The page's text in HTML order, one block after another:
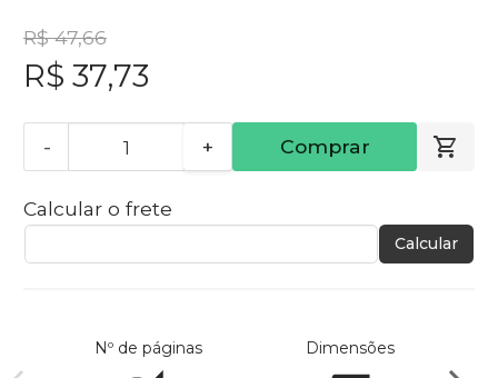
R$ 47,66
R$ 37,73
- + Comprar
Calcular o frete
Calcular
Nº de páginas Dimensões